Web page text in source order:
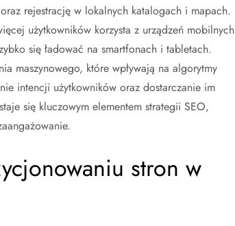
rejestrację w lokalnych katalogach i mapach.
użytkowników korzysta z urządzeń mobilnych
się ładować na smartfonach i tabletach.
maszynowego, które wpływają na algorytmy
intencji użytkowników oraz dostarczanie im
się kluczowym elementem strategii SEO,
stron w